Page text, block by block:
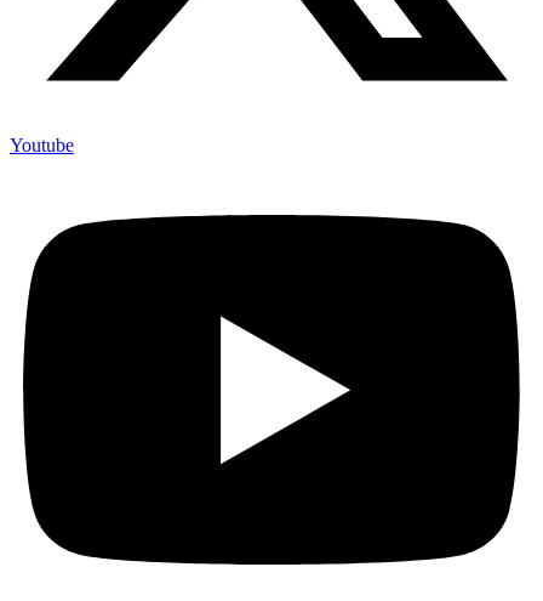
Youtube